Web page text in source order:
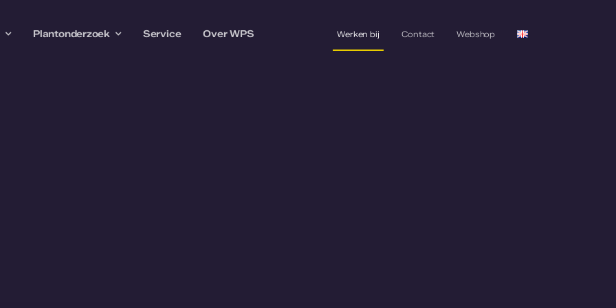
Plantonderzoek Service Over WPS Werken bij Contact Webshop